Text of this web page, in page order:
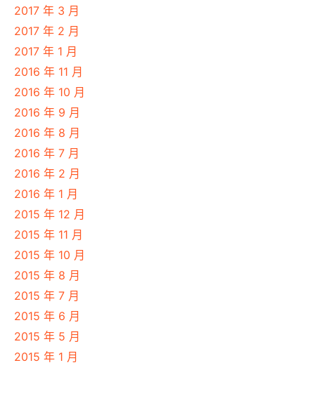
2017 年 3 月
2017 年 2 月
2017 年 1 月
2016 年 11 月
2016 年 10 月
2016 年 9 月
2016 年 8 月
2016 年 7 月
2016 年 2 月
2016 年 1 月
2015 年 12 月
2015 年 11 月
2015 年 10 月
2015 年 8 月
2015 年 7 月
2015 年 6 月
2015 年 5 月
2015 年 1 月